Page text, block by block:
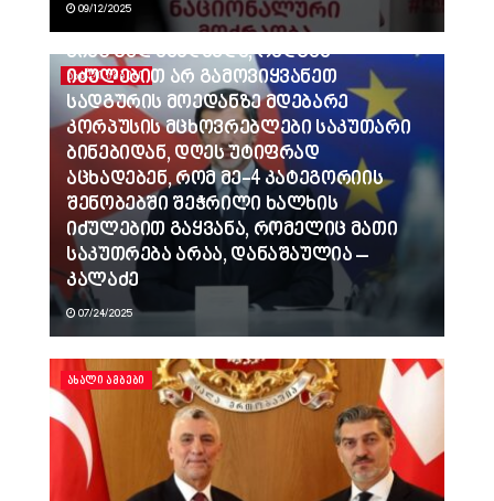
09/12/2025
ᲐᲮᲐᲚᲘ ᲐᲛᲑᲔᲑᲘ
ვინც გვლანძღავდა, რადგან
იძულებით არ გამოვიყვანეთ
სადგურის მოედანზე მდებარე
კორპუსის მცხოვრებლები საკუთარი
ბინებიდან, დღეს უტიფრად
აცხადებენ, რომ მე-4 კატეგორიის
შენობებში შეჭრილი ხალხის
იძულებით გაყვანა, რომელიც მათი
საკუთრება არაა, დანაშაულია –
კალაძე
07/24/2025
ᲐᲮᲐᲚᲘ ᲐᲛᲑᲔᲑᲘ